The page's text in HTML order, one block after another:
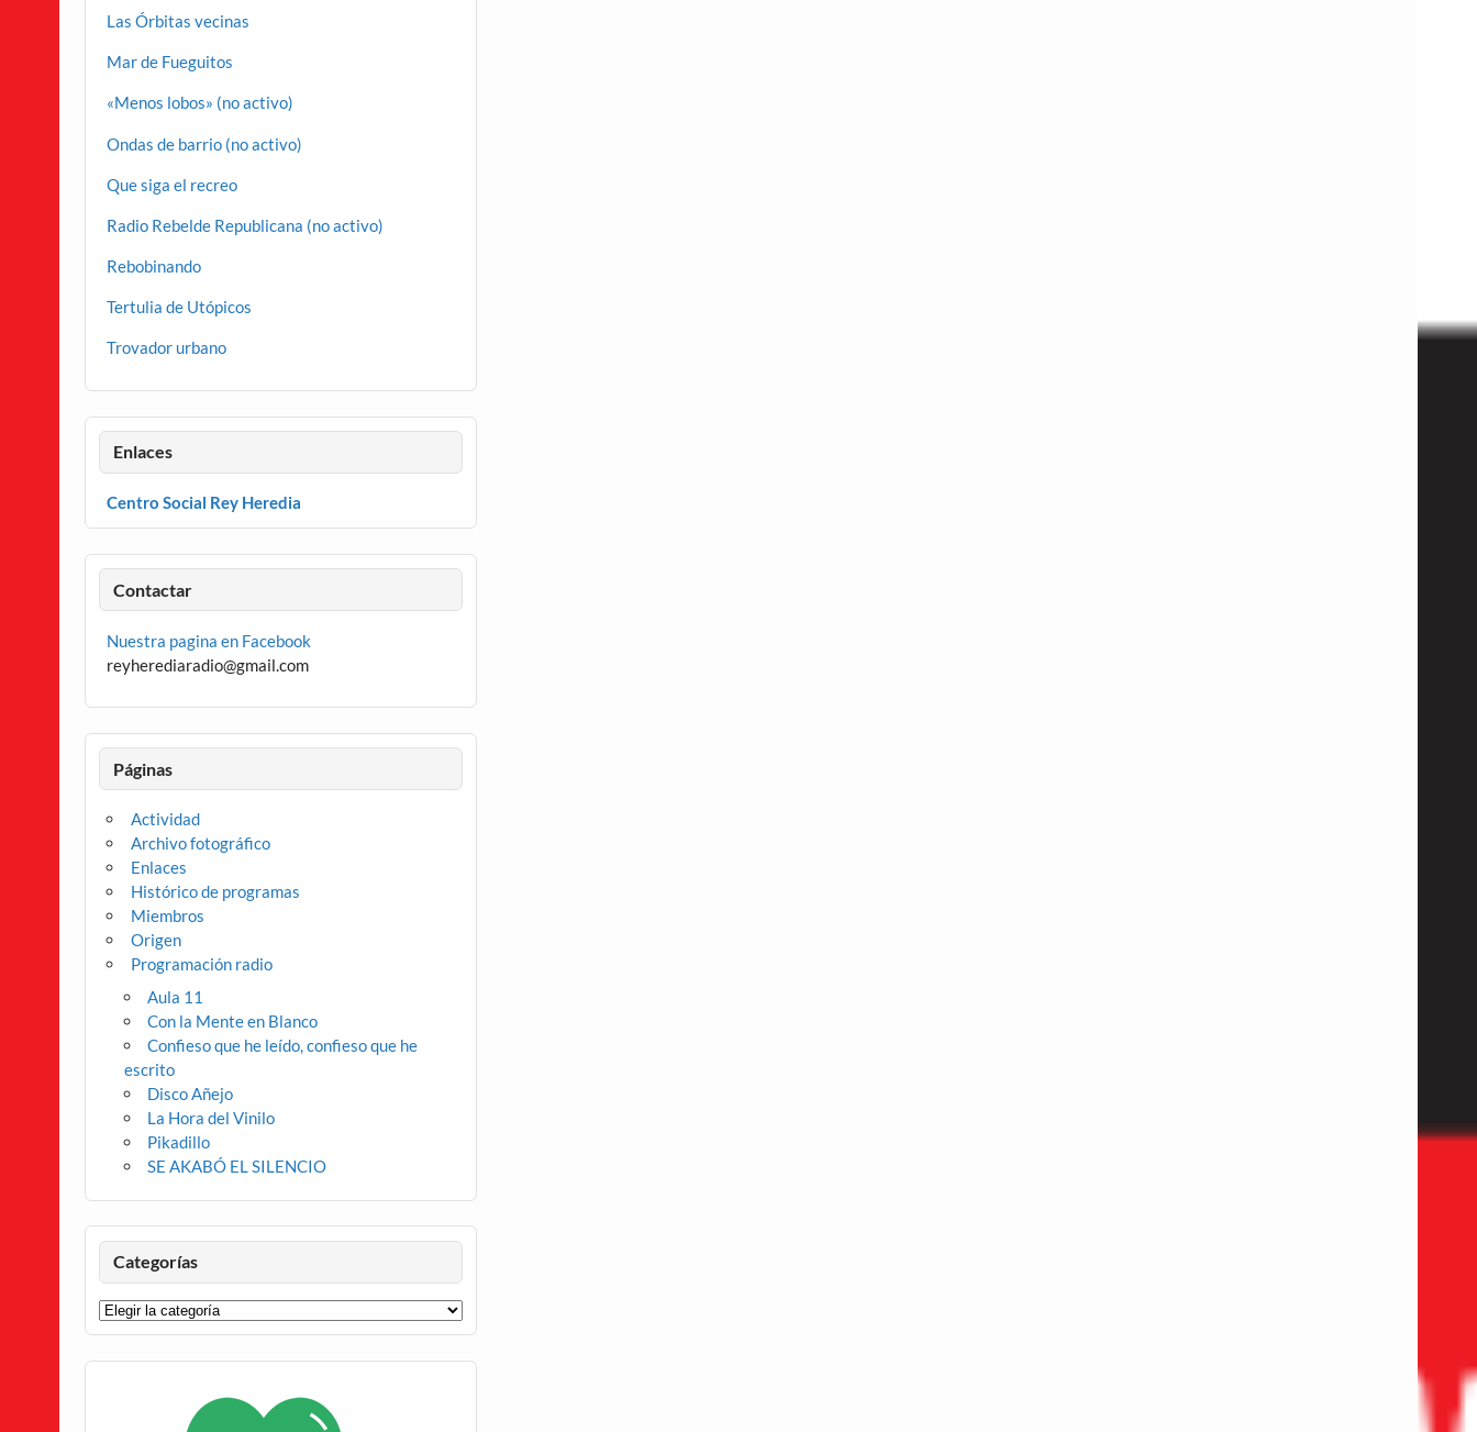
Las Órbitas vecinas
Mar de Fueguitos
«Menos lobos» (no activo)
Ondas de barrio (no activo)
Que siga el recreo
Radio Rebelde Republicana (no activo)
Rebobinando
Tertulia de Utópicos
Trovador urbano
Enlaces
Centro Social Rey Heredia
Contactar
Nuestra pagina en Facebook
reyherediaradio@gmail.com
Páginas
Actividad
Archivo fotográfico
Enlaces
Histórico de programas
Miembros
Origen
Programación radio
Aula 11
Con la Mente en Blanco
Confieso que he leído, confieso que he
escrito
Disco Añejo
La Hora del Vinilo
Pikadillo
SE AKABÓ EL SILENCIO
Categorías
Categorías